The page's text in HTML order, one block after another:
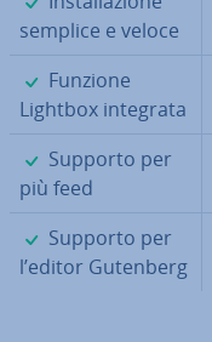
semplice e veloce
✓
Funzione
Lightbox integrata
✓
Supporto per
più feed
✓
Supporto per
l’editor Gutenberg